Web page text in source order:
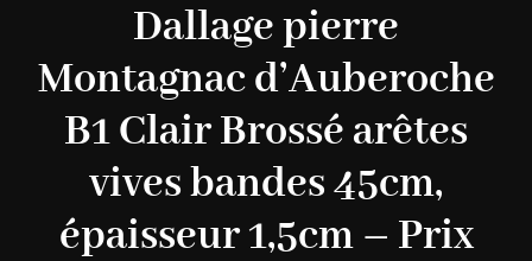
Dallage pierre
Montagnac d’Auberoche
B1 Clair Brossé arêtes
vives bandes 45cm,
épaisseur 1,5cm – Prix